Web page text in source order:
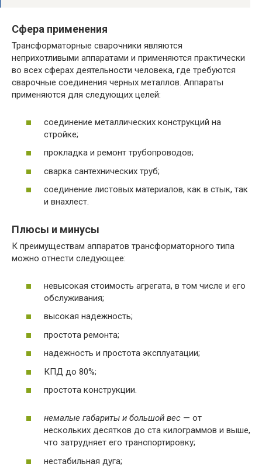
Сфера применения
Трансформаторные сварочники являются
неприхотливыми аппаратами и применяются практически
во всех сферах деятельности человека, где требуются
сварочные соединения черных металлов. Аппараты
применяются для следующих целей:
соединение металлических конструкций на
стройке;
прокладка и ремонт трубопроводов;
сварка сантехнических труб;
соединение листовых материалов, как в стык, так
и внахлест.
Плюсы и минусы
К преимуществам аппаратов трансформаторного типа
можно отнести следующее:
невысокая стоимость агрегата, в том числе и его
обслуживания;
высокая надежность;
простота ремонта;
надежность и простота эксплуатации;
КПД до 80%;
простота конструкции.
немалые габариты и большой вес — от
нескольких десятков до ста килограммов и выше,
что затрудняет его транспортировку;
нестабильная дуга;